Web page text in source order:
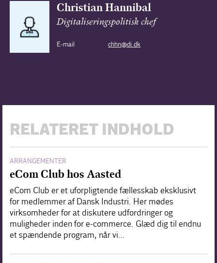
Christian Hannibal
Digitaliseringspolitisk chef
E-mail chhn@di.dk
RELATERET INDHOLD
ARRANGEMENTER
eCom Club hos Aasted
eCom Club er et uforpligtende fællesskab eksklusivt
for medlemmer af Dansk Industri. Her mødes
virksomheder for at diskutere udfordringer og
muligheder inden for e-commerce. Glæd dig til endnu
et spændende program, når vi…